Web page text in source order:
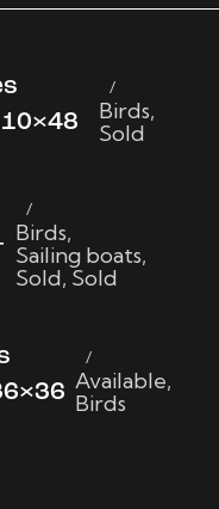
Birds,
Sold
Birds,
Sailing boats,
Sold, Sold
Available,
Birds